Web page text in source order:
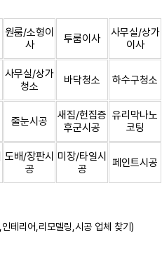
원룸/소형이
사
투룸이사
사무실/상가
이사
사무실/상가
청소
바닥청소 하수구청소
줄눈시공
새집/헌집증
후군시공
유리막나노
코팅
도배/장판시
공
미장/타일시
공
페인트시공
,인테리어,리모델링,시공 업체 찾기)